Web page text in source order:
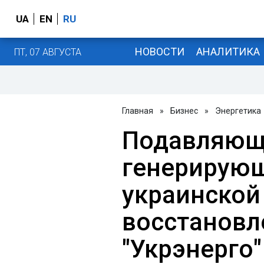
UA EN RU
ПТ, 07 АВГУСТА НОВОСТИ АНАЛИТИКА
Главная » Бизнес » Энергетика
"Укрэнерго"